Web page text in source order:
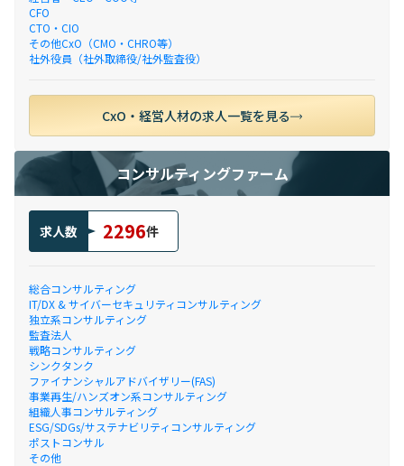
CFO
CTO・CIO
その他CxO（CMO・CHRO等）
社外役員（社外取締役/社外監査役）
CxO・経営人材の求人一覧を見る
コンサルティングファーム
求人数 2296件
総合コンサルティング
IT/DX & サイバーセキュリティコンサルティング
独立系コンサルティング
監査法人
戦略コンサルティング
シンクタンク
ファイナンシャルアドバイザリー(FAS)
事業再生/ハンズオン系コンサルティング
組織人事コンサルティング
ESG/SDGs/サステナビリティコンサルティング
ポストコンサル
その他